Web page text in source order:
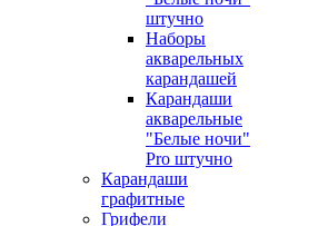
штучно
Наборы
акварельных
карандашей
Карандаши
акварельные
"Белые ночи"
Pro штучно
Карандаши
графитные
Грифели